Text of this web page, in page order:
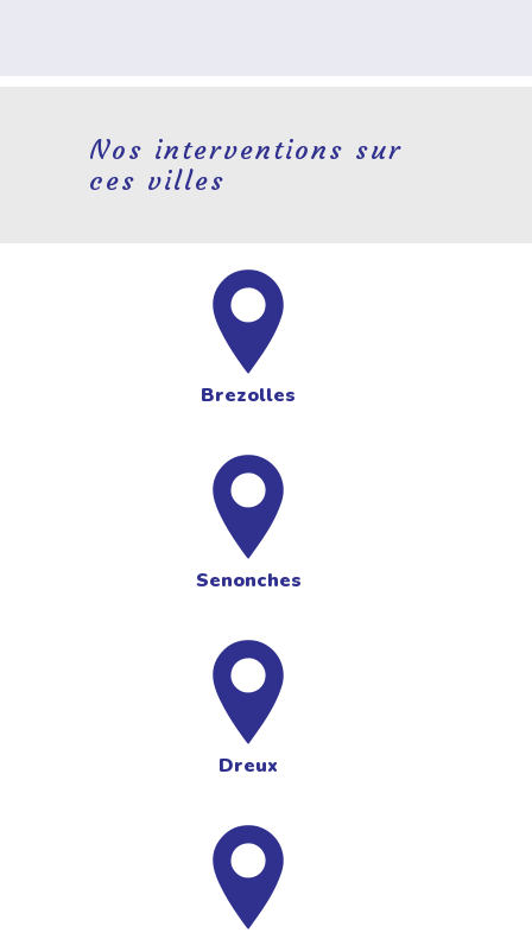
Nos interventions sur
ces villes
Brezolles
Senonches
Dreux